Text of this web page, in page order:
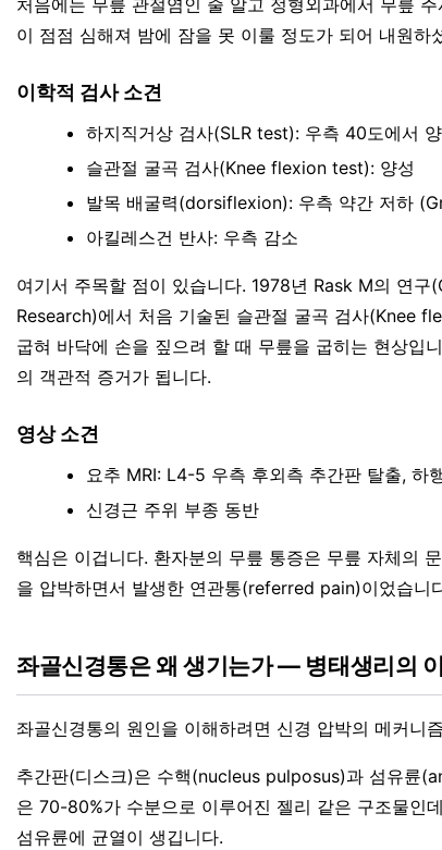
처음에는 무릎 관절염인 줄 알고 정형외과에서 무릎
이 점점 심해져 밤에 잠을 못 이룰 정도가 되어 내원하
이학적 검사 소견
하지직거상 검사(SLR test): 우측 40도에서
슬관절 굴곡 검사(Knee flexion test): 양성
발목 배굴력(dorsiflexion): 우측 약간 저하
아킬레스건 반사: 우측 감소
여기서 주목할 점이 있습니다. 1978년 Rask M의 연
Research)에서 처음 기술된 슬관절 굴곡 검사(Knee
굽혀 바닥에 손을 짚으려 할 때 무릎을 굽히는 현상입
의 객관적 증거가 됩니다.
영상 소견
요추 MRI: L4-5 우측 후외측 추간판 탈출, 하
신경근 주위 부종 동반
핵심은 이겁니다. 환자분의 무릎 통증은 무릎 자체의
을 압박하면서 발생한 연관통(referred pain)이었습니
좌골신경통은 왜 생기는가 — 병태생리의
좌골신경통의 원인을 이해하려면 신경 압박의 메커니
추간판(디스크)은 수핵(nucleus pulposus)과 섬유륜
은 70-80%가 수분으로 이루어진 젤리 같은 구조물인
섬유륜에 균열이 생깁니다.